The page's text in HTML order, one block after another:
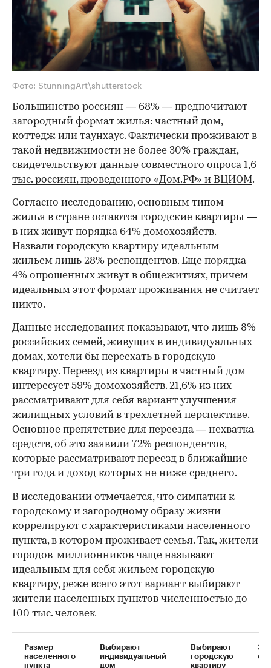
Фото: StunningArt\shutterstock
Большинство россиян — 68% — предпочитают
загородный формат жилья: частный дом,
коттедж или таунхаус. Фактически проживают в
такой недвижимости не более 30% граждан,
свидетельствуют данные совместного опроса 1,6
тыс. россиян, проведенного «Дом.РФ» и ВЦИОМ.
Согласно исследованию, основным типом
жилья в стране остаются городские квартиры —
в них живут порядка 64% домохозяйств.
Назвали городскую квартиру идеальным
жильем лишь 28% респондентов. Еще порядка
4% опрошенных живут в общежитиях, причем
идеальным этот формат проживания не считает
никто.
Данные исследования показывают, что лишь 8%
российских семей, живущих в индивидуальных
домах, хотели бы переехать в городскую
квартиру. Переезд из квартиры в частный дом
интересует 59% домохозяйств. 21,6% из них
рассматривают для себя вариант улучшения
жилищных условий в трехлетней перспективе.
Основное препятствие для переезда — нехватка
средств, об это заявили 72% респондентов,
которые рассматривают переезд в ближайшие
три года и доход которых не ниже среднего.
00:00
В исследовании отмечается, что симпатии к
городскому и загородному образу жизни
коррелируют с характеристиками населенного
пункта, в котором проживает семья. Так, жители
городов-миллионников чаще называют
идеальным для себя жильем городскую
квартиру, реже всего этот вариант выбирают
жители населенных пунктов численностью до
100 тыс. человек
Размер
населенного
пункта
Выбирают
индивидуальный
дом
Выбирают
городскую
квартиру